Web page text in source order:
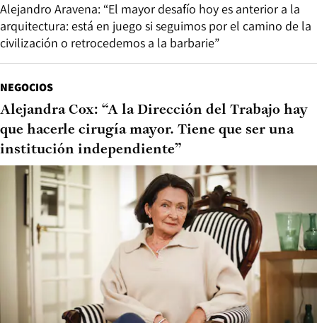
Alejandro Aravena: “El mayor desafío hoy es anterior a la
arquitectura: está en juego si seguimos por el camino de la
civilización o retrocedemos a la barbarie”
NEGOCIOS
Alejandra Cox: “A la Dirección del Trabajo hay
que hacerle cirugía mayor. Tiene que ser una
institución independiente”